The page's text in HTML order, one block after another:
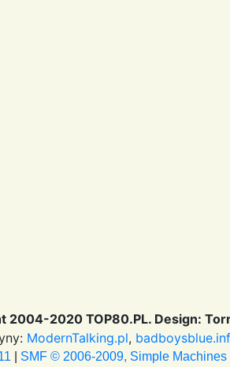
2004-2020 TOP80.PL. Design:
ModernTalking.pl,
SMF © 2006-2009, Simple Machines